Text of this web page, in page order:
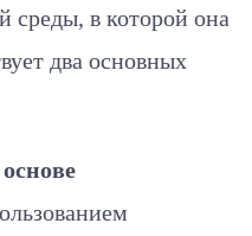
среды, в которой она
два основных